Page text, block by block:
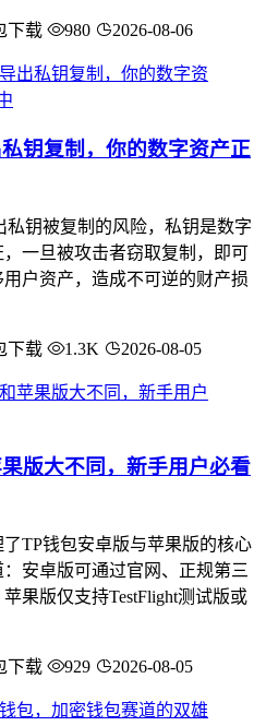
下载 980 2026-08-06
钥复制，你的数字资产正
私钥被复制的风险，私钥是数字
一旦被攻击者窃取复制，即可
户资产，造成不可逆的财产损
下载 1.3K 2026-08-05
版大不同，新手用户必看
TP钱包安卓版与苹果版的核心
安卓版可通过官网、正规第三
果版仅支持TestFlight测试版或
下载 929 2026-08-05